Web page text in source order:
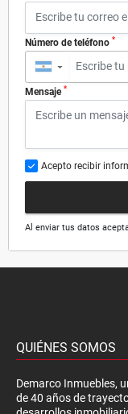
Número de teléfono *
▼
Mensaje *
Acepto recibir
Al enviar tus datos
QUIÉNES SOMOS
Demarco Inmuebles,
de 40 años de